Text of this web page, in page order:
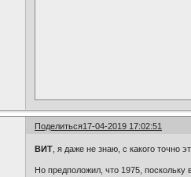
Поделиться17-04-2019 17:02:51
ВИТ , я даже не знаю, с какого точно
Но предположил, что 1975,